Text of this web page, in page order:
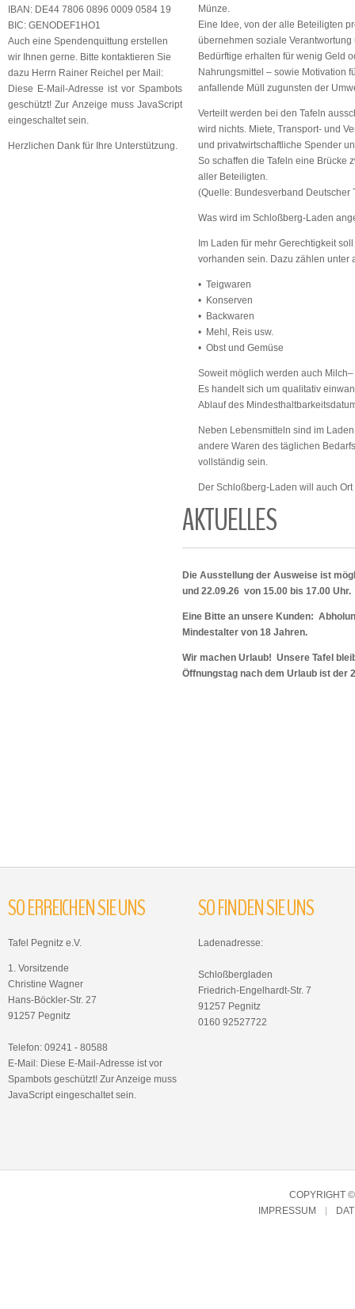
IBAN: DE44 7806 0896 0009 0584 19
BIC: GENODEF1HO1
Auch eine Spendenquittung erstellen
wir Ihnen gerne. Bitte kontaktieren Sie
dazu Herrn Rainer Reichel per Mail:
Diese E-Mail-Adresse ist vor Spambots
geschützt! Zur Anzeige muss JavaScript
eingeschaltet sein.
Herzlichen Dank für Ihre Unterstützung.
Münze.
Eine Idee, von der alle Beteiligten
übernehmen soziale
Bedürftige erhalten für wenig Geld
Nahrungsmittel – sowie Motivation
anfallende Müll zugunsten der
Verteilt werden bei den Tafeln
wird nichts. Miete, Transport- und
und privatwirtschaftliche Spender
So schaffen die Tafeln eine Brücke
aller Beteiligten.
(Quelle: Bundesverband Deutscher
Was wird im Schloßberg-Laden
Im Laden für mehr Gerechtigkeit
vorhanden sein. Dazu zählen unter
• Teigwaren
• Konserven
• Backwaren
• Mehl, Reis usw.
• Obst und Gemüse
Soweit möglich werden auch
Es handelt sich um qualitativ
Ablauf des
Neben Lebensmitteln sind im
andere Waren des täglichen
vollständig sein.
Der Schloßberg-Laden will auch
AKTUELLES
Die Ausstellung der Ausweise ist
und 22.09.26 von 15.00 bis 17.00 Uhr.
Eine Bitte an unsere Kunden:
Mindestalter von 18 Jahren.
Wir machen Urlaub! Unsere Tafel
Öffnungstag nach dem Urlaub ist der
SOERREICHENSIEUNS
Tafel Pegnitz e.V.
1. Vorsitzende
Christine Wagner
Hans-Böckler-Str. 27
91257 Pegnitz
Telefon: 09241 - 80588
E-Mail: Diese E-Mail-Adresse ist vor
Spambots geschützt! Zur Anzeige muss
JavaScript eingeschaltet sein.
SOFINDENSIEUNS
Ladenadresse:
Schloßbergladen
Friedrich-Engelhardt-Str. 7
91257 Pegnitz
0160 92527722
COPYRIGHT
IMPRESSUM